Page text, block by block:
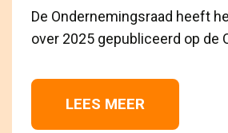
De Ondernemingsraad heeft
over 2025 gepubliceerd op de
LEES MEER